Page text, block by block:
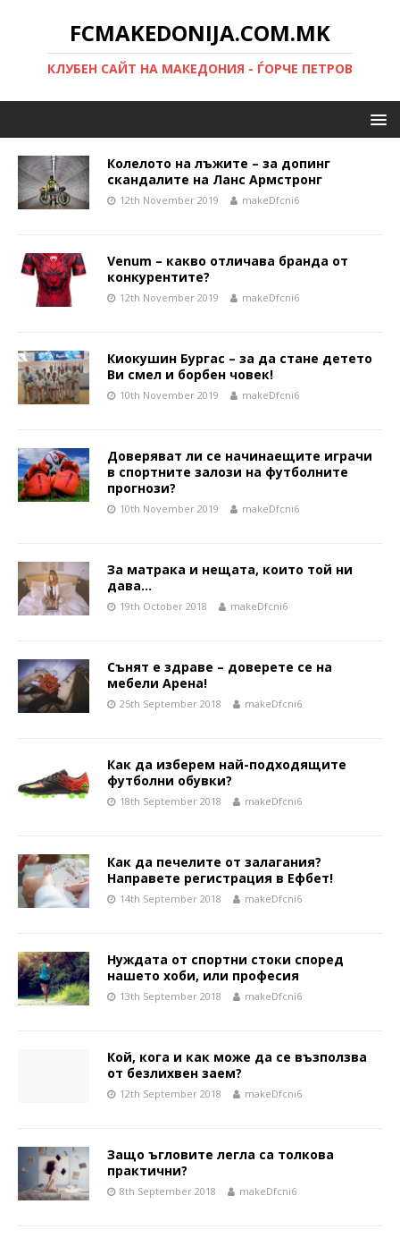
FCMAKEDONIJA.COM.MK
КЛУБЕН САЙТ НА МАКЕДОНИЯ - ЃОРЧЕ ПЕТРОВ
Колелото на лъжите – за допинг
скандалите на Ланс Армстронг
12th November 2019 makeDfcni6
Venum – какво отличава бранда от
конкурентите?
12th November 2019 makeDfcni6
Киокушин Бургас – за да стане детето
Ви смел и борбен човек!
10th November 2019 makeDfcni6
Доверяват ли се начинаещите играчи
в спортните залози на футболните
прогнози?
10th November 2019 makeDfcni6
За матрака и нещата, които той ни
дава…
19th October 2018 makeDfcni6
Сънят е здраве – доверете се на
мебели Арена!
25th September 2018 makeDfcni6
Как да изберем най-подходящите
футболни обувки?
18th September 2018 makeDfcni6
Как да печелите от залагания?
Направете регистрация в Ефбет!
14th September 2018 makeDfcni6
Нуждата от спортни стоки според
нашето хоби, или професия
13th September 2018 makeDfcni6
Кой, кога и как може да се възползва
от безлихвен заем?
12th September 2018 makeDfcni6
Защо ъгловите легла са толкова
практични?
8th September 2018 makeDfcni6